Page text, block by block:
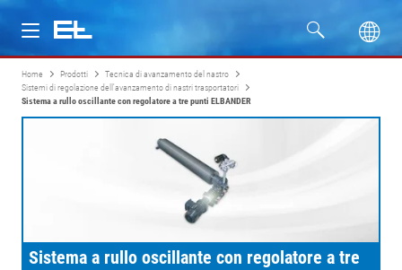
Prodotti
Home Prodotti
Tecnica di avanzamento del nastro
Sistemi di regolazione dell'avanzamento di nastri trasportatori
Sistema a rullo oscillante con regolatore a tre punti ELBANDER
Sistema a rullo oscillante con regolatore a tre